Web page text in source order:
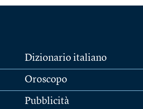
Dizionario italiano
Oroscopo
Pubblicità